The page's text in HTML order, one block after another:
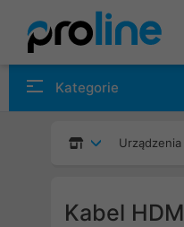
Kategorie
Kabel